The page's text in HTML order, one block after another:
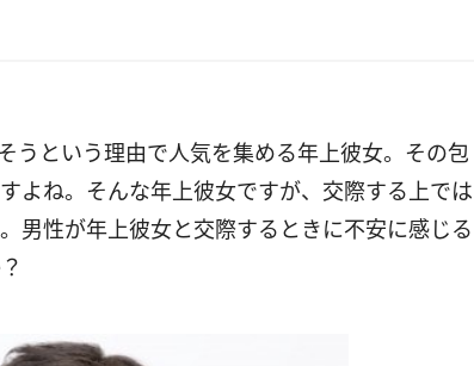
うという理由で人気を集める年上彼女。その包
よね。そんな年上彼女ですが、交際する上では
男性が年上彼女と交際するときに不安に感じる